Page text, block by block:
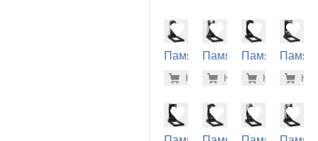
Памятник
могилу
-7% 33.000
Купить
Памятник
могилу
-7%
Купить
Памятник
могилу
-
Купитьмогилу